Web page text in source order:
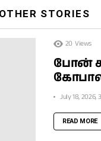
OTHER STORIES
20 Views
போன்
July 18, 2026,
READ MORE